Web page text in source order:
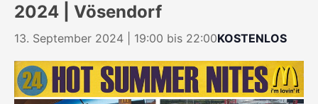
2024 | Vösendorf
13. September 2024 | 19:00 bis 22:00KOSTENLOS